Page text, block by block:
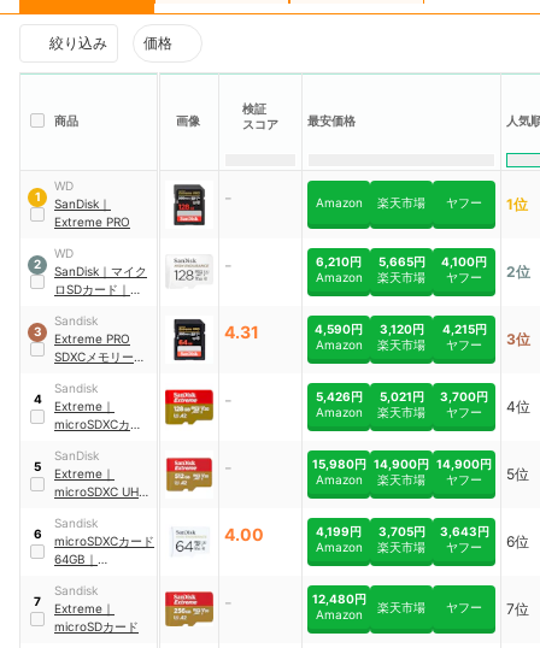
絞り込み 価格
商品 画像
検証
スコア
最安価格 人気
1
WD
SanDisk ｜
Extreme PRO
- Amazon 楽天市場 ヤフー 1位
2
WD
SanDisk ｜ マイク
ロSDカード ｜
GN6IA
-
6,210円
Amazon
5,665円
楽天市場
4,100円
ヤフー
2位
3
Sandisk
Extreme PRO
SDXCメモリーカ
064G-GN4IN
4.31
4,590円
Amazon
3,120円
楽天市場
4,215円
ヤフー
3位
4
Sandisk
Extreme ｜
microSDXCカード
128G-GN6MN
-
5,426円
Amazon
5,021円
楽天市場
3,700円
ヤフー
4位
5
SanDisk
Extreme ｜
microSDXC UHS-
SDSQXAV-512G-
GN6MN
-
15,980円
Amazon
14,900円
楽天市場
14,900円
ヤフー
5位
6
Sandisk
microSDXCカード
64GB ｜
064G-GN6IA
4.00
4,199円
Amazon
3,705円
楽天市場
3,643円
ヤフー
6位
7
Sandisk
Extreme ｜
microSDカード
-
12,480円
Amazon
楽天市場 ヤフー 7位